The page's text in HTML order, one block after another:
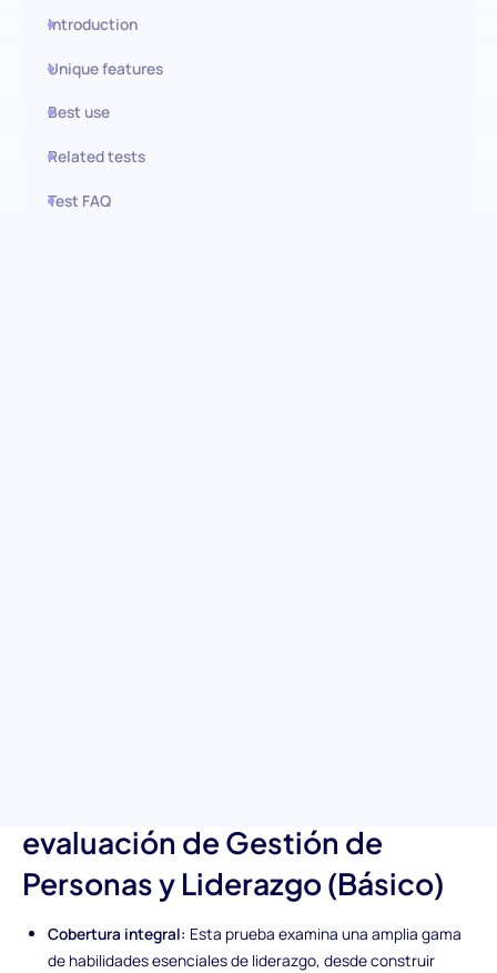
Introduction
Unique features
Best use
Related tests
Test FAQ
evaluación de Gestión de
Personas y Liderazgo (Básico)
Cobertura integral: Esta prueba examina una amplia gama
de habilidades esenciales de liderazgo, desde construir